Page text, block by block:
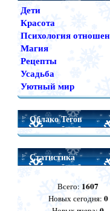
Дети
Красота
Психология
Магия
Рецепты
Усадьба
Уютный мир
Облако Тегов
Статистика
Всего: 1607
Новых сегодня: 0